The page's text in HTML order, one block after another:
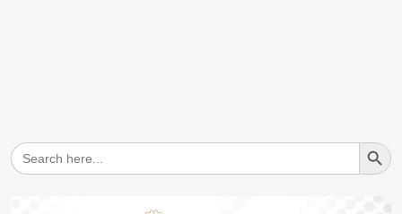
Search
for:
Search